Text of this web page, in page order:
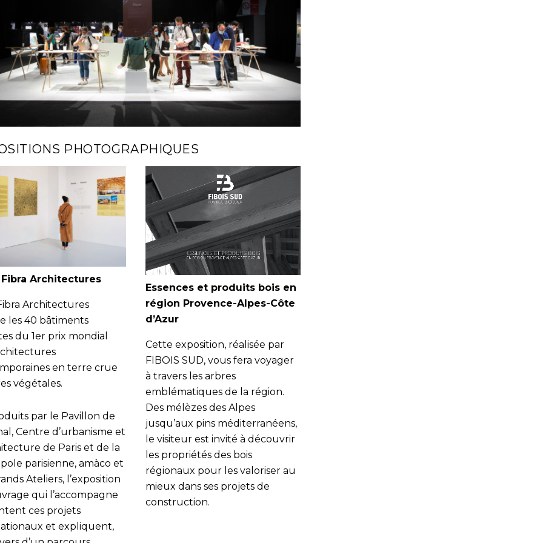
PHOTOGRAPHIQUES
Architectures
Architectures
les 40 bâtiments
du 1er prix mondial
en terre crue
végétales.
par le Pavillon de
Centre d’urbanisme et
de Paris et de la
parisienne, amàco et
Ateliers, l’exposition
qui l’accompagne
ces projets
et expliquent,
Essences et produits bois en
région Provence-Alpes-Côte
d’Azur
Cette exposition, réalisée par
FIBOIS SUD, vous fera voyager
à travers les arbres
emblématiques de la région.
Des mélèzes des Alpes
jusqu’aux pins méditerranéens,
le visiteur est invité à découvrir
les propriétés des bois
régionaux pour les valoriser au
mieux dans ses projets de
construction.